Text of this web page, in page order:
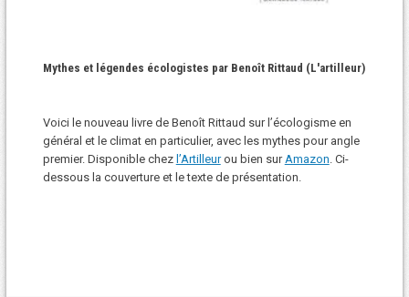
Mythes et légendes écologistes par Benoît Rittaud (L'artilleur)
Voici le nouveau livre de Benoît Rittaud sur l’écologisme en
général et le climat en particulier, avec les mythes pour angle
premier. Disponible chez l’Artilleurou bien sur Amazon . Ci-
dessous la couverture et le texte de présentation.